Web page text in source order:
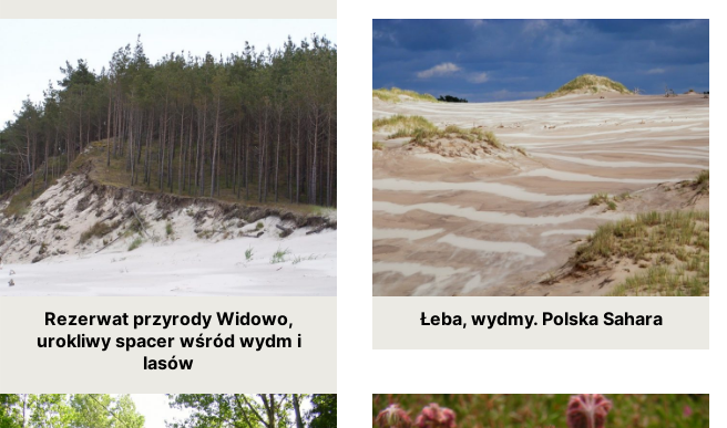
Rezerwat przyrody Widowo,
urokliwy spacer wśród wydm i
lasów
Łeba, wydmy. Polska Sahara